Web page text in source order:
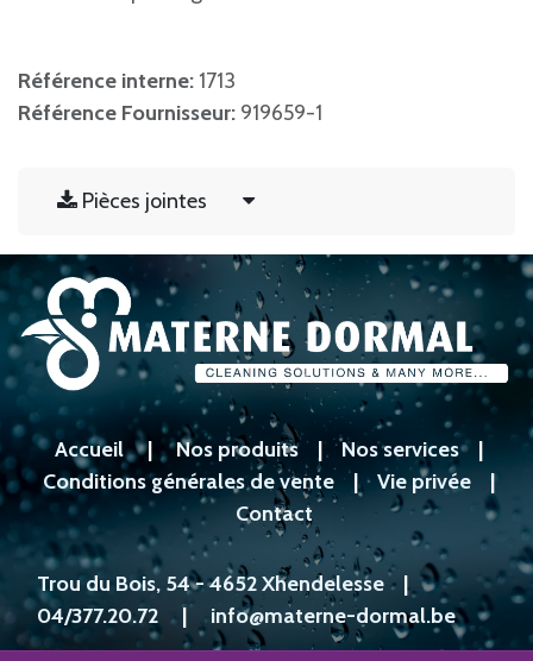
Référence interne: 1713
Référence Fournisseur: 919659-1
Pièces jointes
Accueil|Nos produits|Nos services|
Conditions générales de vente | Vie privée |
Contact
Trou du Bois, 54 - 4652 Xhendelesse|
04/377.20.72 |info@materne-dormal.be